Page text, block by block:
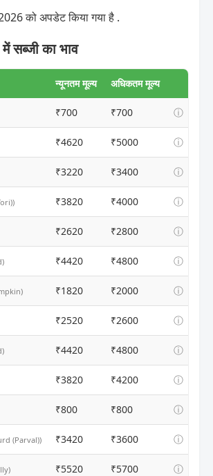
को अपडेट किया गया है .
सब्जी का भाव
न्यूनतम मूल्य अधिकतम मूल्य
₹700 ₹700 ⓘ
₹4620 ₹5000 ⓘ
₹3220 ₹3400 ⓘ
₹3820 ₹4000 ⓘ
₹2620 ₹2800 ⓘ
₹4420 ₹4800 ⓘ
₹1820 ₹2000 ⓘ
₹2520 ₹2600 ⓘ
₹4420 ₹4800 ⓘ
₹3820 ₹4200 ⓘ
₹800 ₹800 ⓘ
(Parval)) ₹3420 ₹3600 ⓘ
₹5520 ₹5700 ⓘ